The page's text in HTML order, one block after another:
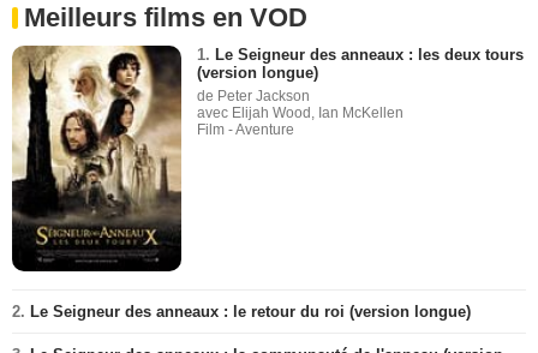
Meilleurs films en VOD
1. Le Seigneur des anneaux : les deux tours
(version longue)
de Peter Jackson
avec Elijah Wood, Ian McKellen
Film - Aventure
2. Le Seigneur des anneaux : le retour du roi (version longue)